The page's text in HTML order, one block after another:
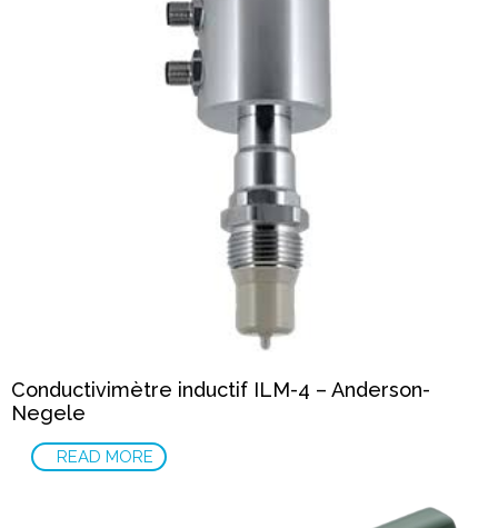
Conductivimètre inductif ILM-4 – Anderson-
Negele
READ MORE